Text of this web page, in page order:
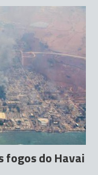
fogos do Havai